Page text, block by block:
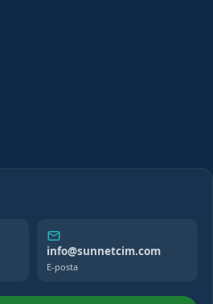
info@sunnetcim.com
E-posta